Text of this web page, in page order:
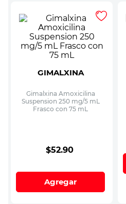
GIMALXINA
Gimalxina Amoxicilina
Suspension 250 mg/5 mL
Frasco con 75 mL
$52.90
Agregar